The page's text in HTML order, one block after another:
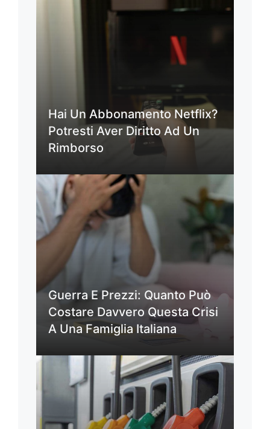
Hai Un Abbonamento Netflix?
Potresti Aver Diritto Ad Un
Rimborso
Guerra E Prezzi: Quanto Può
Costare Davvero Questa Crisi
A Una Famiglia Italiana